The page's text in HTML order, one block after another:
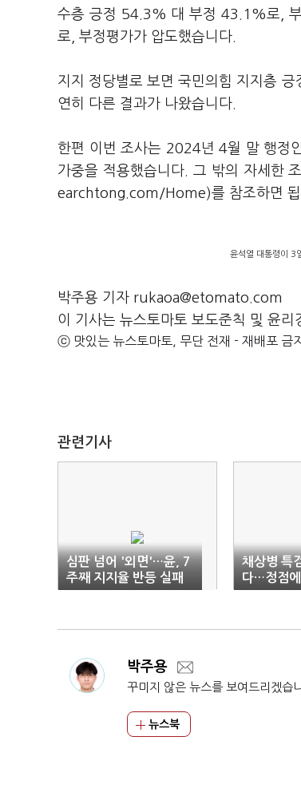
수층 긍정 54.3% 대 부정 43.1%로,
로, 부정평가가 압도했습니다.
지지 정당별로 보면 국민의힘 지지층
연히 다른 결과가 나왔습니다.
한편 이번 조사는 2024년 4월 말 행정
가중을 적용했습니다. 그 밖의 자세한
earchtong.com/Home)를 참조하면 됩
윤석열 대통령이 3
박주용 기자 rukaoa@etomato.com
이 기사는 뉴스토마토 보도준칙 및 윤리
ⓒ 맛있는 뉴스토마토, 무단 전재 - 재배포 금지
관련기사
심판 넘어 '외면'…윤, 7
주째 지지율 반등 실패
채상병 특
다…정점
박주용
꾸미지 않은 뉴스를 보여드리겠습
뉴스북